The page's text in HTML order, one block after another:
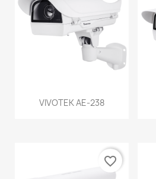
VIVOTEK AE-238
favorite_border